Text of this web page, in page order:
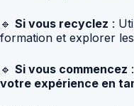
🔹 Si vous recyclez :
formation et explorer les
🔹 Si vous commencez
votre expérience en